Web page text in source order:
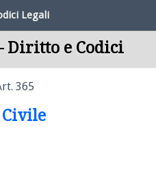
Legali
Diritto e Codici
365
Civile